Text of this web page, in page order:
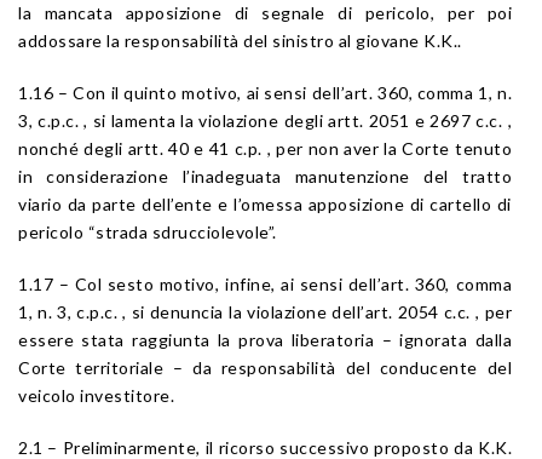
la mancata apposizione di segnale di pericolo, per poi
addossare la responsabilità del sinistro al giovane K.K..
1.16 – Con il quinto motivo, ai sensi dell’art. 360, comma 1, n.
3, c.p.c. , si lamenta la violazione degli artt. 2051 e 2697 c.c. ,
nonché degli artt. 40 e 41 c.p. , per non aver la Corte tenuto
in considerazione l’inadeguata manutenzione del tratto
viario da parte dell’ente e l’omessa apposizione di cartello di
pericolo “strada sdrucciolevole”.
1.17 – Col sesto motivo, infine, ai sensi dell’art. 360, comma
1, n. 3, c.p.c. , si denuncia la violazione dell’art. 2054 c.c. , per
essere stata raggiunta la prova liberatoria – ignorata dalla
Corte territoriale – da responsabilità del conducente del
veicolo investitore.
2.1 – Preliminarmente, il ricorso successivo proposto da K.K.